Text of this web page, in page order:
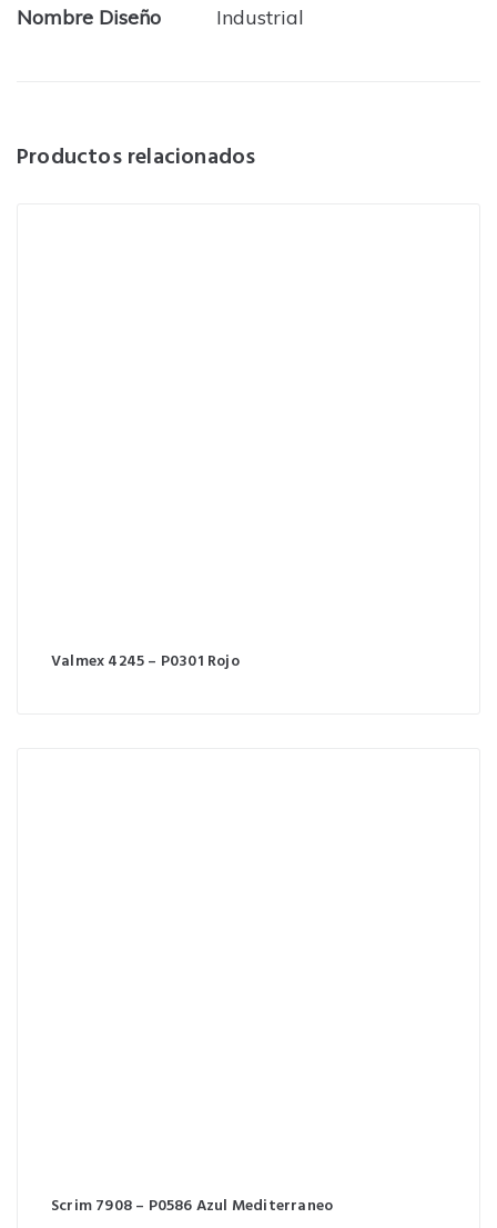
Nombre Diseño
Industrial
Productos relacionados
Valmex 4245 – P0301 Rojo
Scrim 7908 – P0586 Azul Mediterraneo